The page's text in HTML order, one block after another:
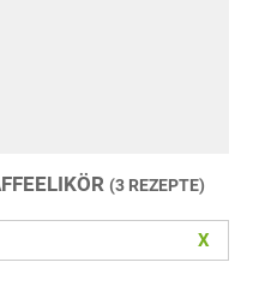
(3 REZEPTE)
X